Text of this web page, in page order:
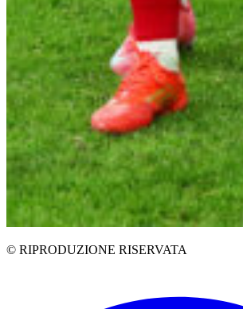
© RIPRODUZIONE RISERVATA